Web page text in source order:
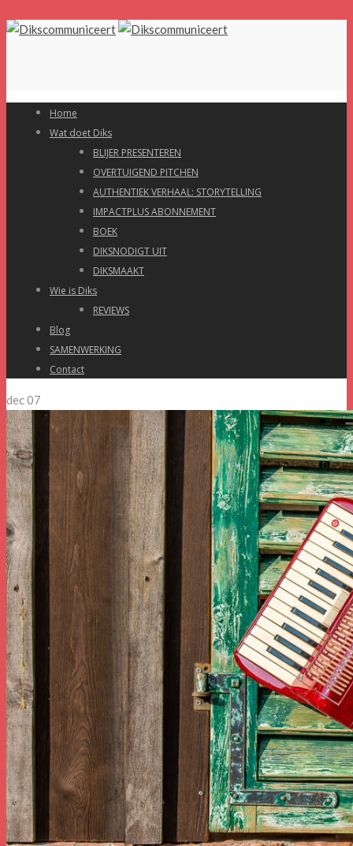
Home
Wat doet Diks
BLIJER PRESENTEREN
OVERTUIGEND PITCHEN
AUTHENTIEK VERHAAL: STORYTELLING
IMPACTPLUS ABONNEMENT
BOEK
DIKSNODIGT UIT
DIKSMAAKT
Wie is Diks
REVIEWS
Blog
SAMENWERKING
Contact
dec07